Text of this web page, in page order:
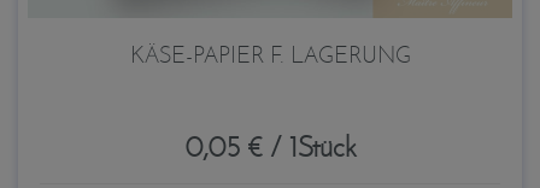
KÄSE-PAPIER F. LAGERUNG
0,05 € / 1Stück